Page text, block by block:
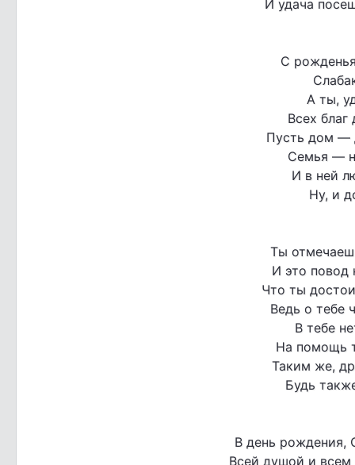
И удача
С
А ты,
Всех
Пусть дом —
Семья —
И в ней
Ну, и
Ты
И это повод
Что ты
Ведь о тебе
В тебе
На помощь
Таким же,
Будь
В день рождения,
Всей душой и